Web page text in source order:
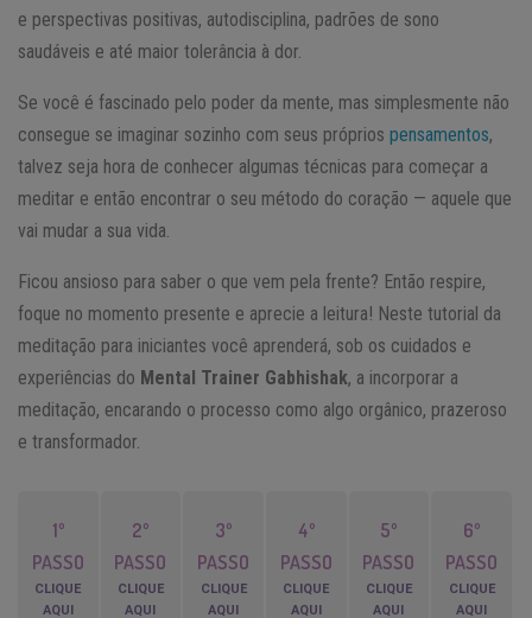
e perspectivas positivas, autodisciplina, padrões de sono
saudáveis e até maior tolerância à dor.
Se você é fascinado pelo poder da mente, mas simplesmente não
consegue se imaginar sozinho com seus próprios pensamentos,
talvez seja hora de conhecer algumas técnicas para começar a
meditar e então encontrar o seu método do coração — aquele que
vai mudar a sua vida.
Ficou ansioso para saber o que vem pela frente? Então respire,
foque no momento presente e aprecie a leitura! Neste tutorial da
meditação para iniciantes você aprenderá, sob os cuidados e
experiências do Mental Trainer Gabhishak, a incorporar a
meditação, encarando o processo como algo orgânico, prazeroso
e transformador.
1º
PASSO
CLIQUE
AQUI
2º
PASSO
CLIQUE
AQUI
3º
PASSO
CLIQUE
AQUI
4º
PASSO
CLIQUE
AQUI
5º
PASSO
CLIQUE
AQUI
6º
PASSO
CLIQUE
AQUI